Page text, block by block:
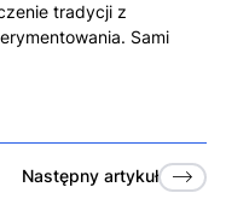
tradycji z
Sami
Następny artykuł